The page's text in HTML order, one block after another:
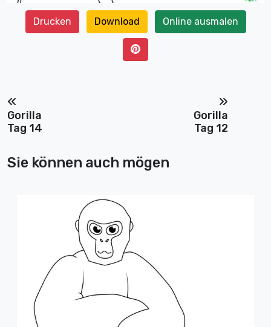
Drucken Download Online ausmalen
Gorilla
Tag 14
Gorilla
Tag 12
Sie können auch mögen